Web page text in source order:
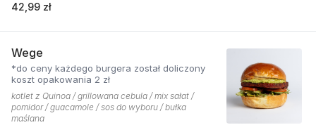
42,99 zł
Wege
*do ceny każdego burgera został doliczony
koszt opakowania 2 zł
kotlet z Quinoa / grillowana cebula / mix sałat /
pomidor / guacamole / sos do wyboru / bułka
maślana